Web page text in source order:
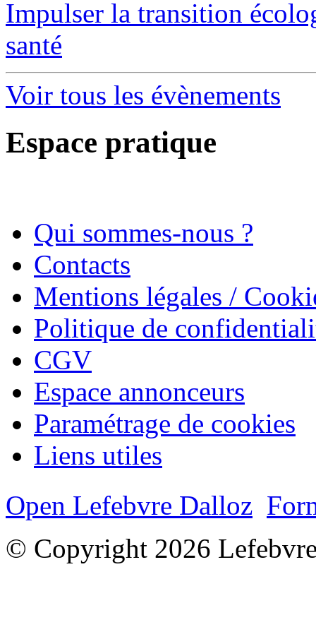
Impulser la transition
santé
Voir tous les évènements
Espace pratique
Qui sommes-nous ?
Contacts
Mentions légales /
Politique de
CGV
Espace annonceurs
Paramétrage de cookies
Liens utiles
Open Lefebvre Dalloz
© Copyright 2026